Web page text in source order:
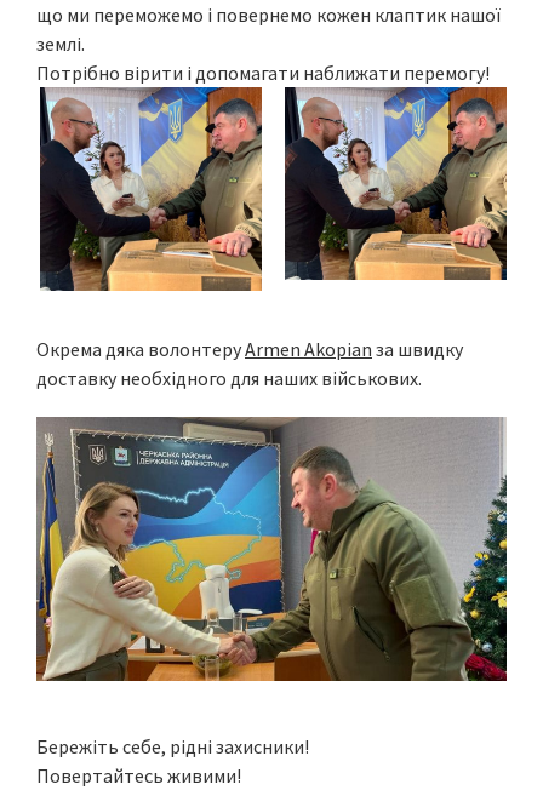
що ми переможемо і повернемо кожен клаптик нашої
землі.
Потрібно вірити і допомагати наближати перемогу!
Окрема дяка волонтеруArmen Akopian за швидку
доставку необхідного для наших військових.
Бережіть себе, рідні захисники!
Повертайтесь живими!